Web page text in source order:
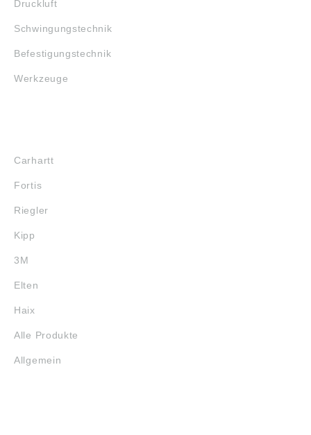
Druckluft
Schwingungstechnik
Befestigungstechnik
Werkzeuge
Carhartt
Fortis
Riegler
Kipp
3M
Elten
Haix
Alle Produkte
Allgemein